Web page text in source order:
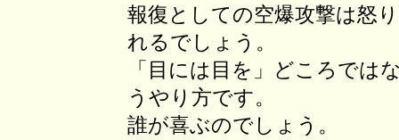
報復としての空爆攻撃は怒
れるでしょう。
「目には目を」どころでは
うやり方です。
誰が喜ぶのでしょう。